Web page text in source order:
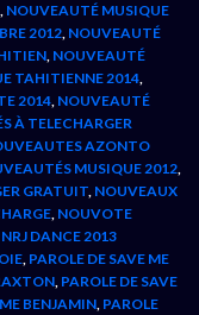
, NOUVEAUTÉ MUSIQUE
2012, NOUVEAUTÉ
, NOUVEAUTÉ
TAHITIENNE 2014,
2014, NOUVEAUTÉ
À TELECHARGER
AZONTO
MUSIQUE 2012,
GRATUIT, NOUVEAUX
, NOUVOTE
NRJ DANCE 2013
, PAROLE DE SAVE ME
, PAROLE DE SAVE
BENJAMIN, PAROLE